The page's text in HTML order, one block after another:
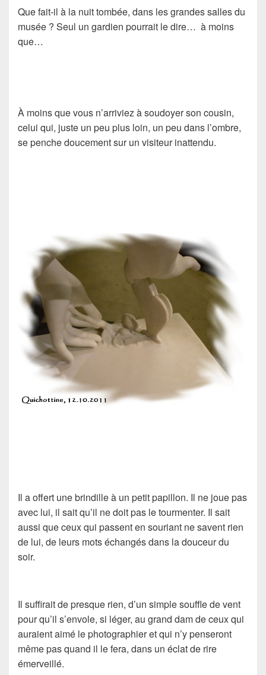
Que fait-il à la nuit tombée, dans les grandes salles du
musée ? Seul un gardien pourrait le dire… à moins
que…
À moins que vous n’arriviez à soudoyer son cousin,
celui qui, juste un peu plus loin, un peu dans l’ombre,
se penche doucement sur un visiteur inattendu.
Il a offert une brindille à un petit papillon. Il ne joue pas
avec lui, il sait qu’il ne doit pas le tourmenter. Il sait
aussi que ceux qui passent en souriant ne savent rien
de lui, de leurs mots échangés dans la douceur du
soir.
Il suffirait de presque rien, d’un simple souffle de vent
pour qu’il s’envole, si léger, au grand dam de ceux qui
auraient aimé le photographier et qui n’y penseront
même pas quand il le fera, dans un éclat de rire
émerveillé.